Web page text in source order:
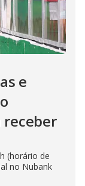
e
receber
(horário de
no Nubank